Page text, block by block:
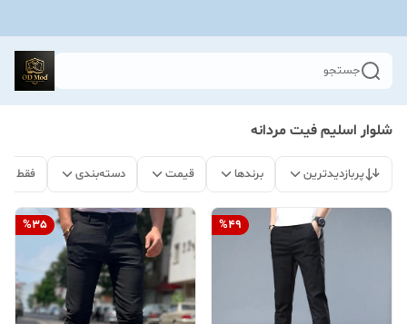
جستجو
شلوار اسلیم فیت مردانه
پربازدیدترین برندها قیمت دسته‌بندی فقط
%49
%35